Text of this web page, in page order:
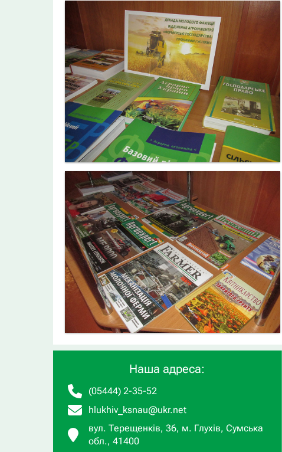
Наша адреса:
(05444) 2-35-52
hlukhiv_ksnau@ukr.net
вул. Терещенків, 36, м. Глухів, Сумська
обл., 41400